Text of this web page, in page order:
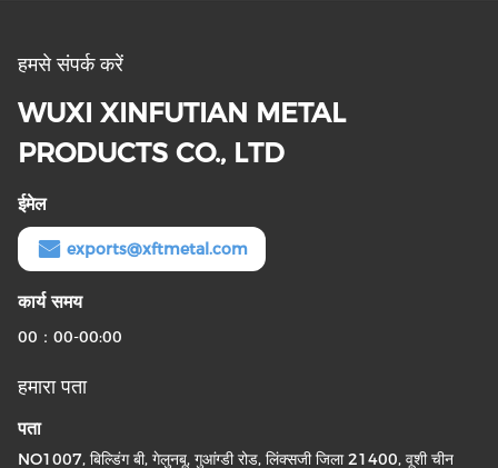
हमसे संपर्क करें
WUXI XINFUTIAN METAL
PRODUCTS CO., LTD
ईमेल
exports@xftmetal.com
कार्य समय
00：00-00:00
हमारा पता
पता
NO1007, बिल्डिंग बी, गेलुनबू, गुआंग्डी रोड, लिंक्सजी जिला 21400, वूशी चीन